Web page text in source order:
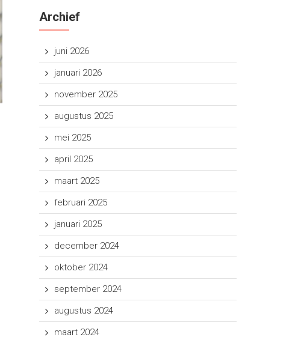
Archief
juni 2026
januari 2026
november 2025
augustus 2025
mei 2025
april 2025
maart 2025
februari 2025
januari 2025
december 2024
oktober 2024
september 2024
augustus 2024
maart 2024